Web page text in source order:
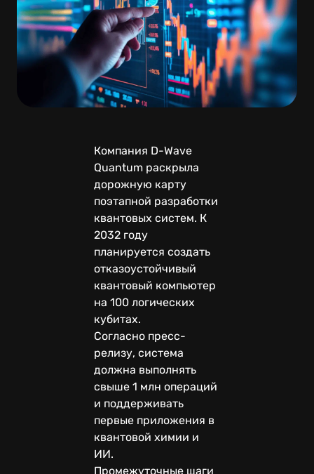
Компания D-Wave
Quantum раскрыла
дорожную карту
поэтапной разработки
квантовых систем. К
2032 году
планируется создать
отказоустойчивый
квантовый компьютер
на 100 логических
кубитах.
Согласно пресс-
релизу, система
должна выполнять
свыше 1 млн операций
и поддерживать
первые приложения в
квантовой химии и
ИИ.
Промежуточные шаги